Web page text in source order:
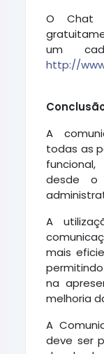
O Chat
um
http://
A
todas as
desde o
A
mais
na
melhoria
A
deve ser